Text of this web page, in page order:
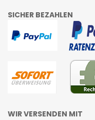
SICHER BEZAHLEN
WIR VERSENDEN MIT